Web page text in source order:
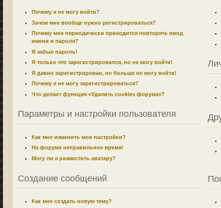
Почему я не могу войти?
Зачем мне вообще нужно регистрироваться?
Почему мне периодически приходится повторять ввод
имени и пароля?
Я забыл пароль!
Я только что зарегистрировался, но не могу войти!
Я давно зарегистрирован, но больше не могу войти!
Почему я не могу зарегистрироваться?
Что делает функция «Удалить cookies форума»?
Параметры и настройки пользователя
Как мне изменить мои настройки?
На форуме неправильное время!
Могу ли я разместить аватару?
Создание сообщений
Как мне создать новую тему?